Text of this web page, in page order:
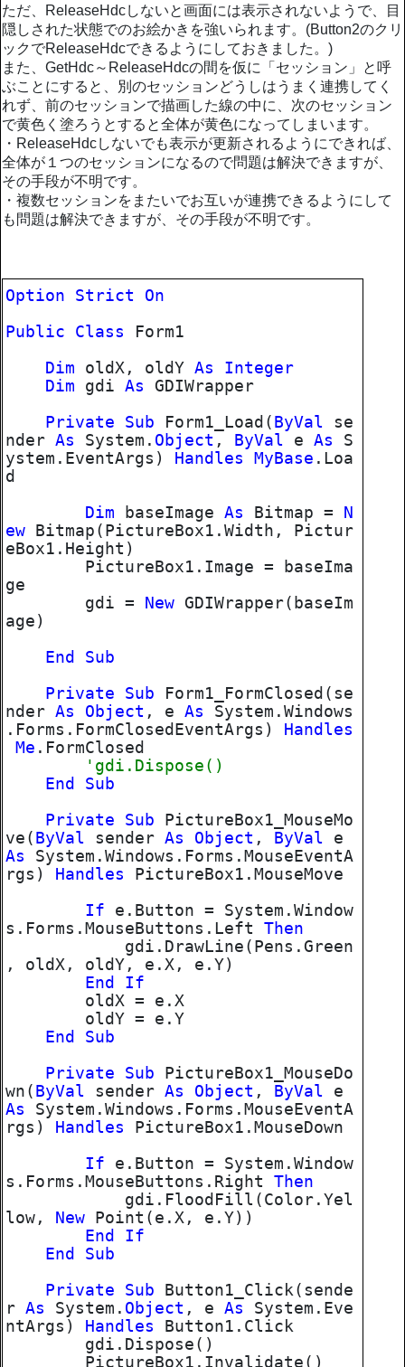
ただ、ReleaseHdcしないと画面には表示されないようで、目
隠しされた状態でのお絵かきを強いられます。(Button2のクリ
ックでReleaseHdcできるようにしておきました。)
また、GetHdc～ReleaseHdcの間を仮に「セッション」と呼
ぶことにすると、別のセッションどうしはうまく連携してく
れず、前のセッションで描画した線の中に、次のセッション
で黄色く塗ろうとすると全体が黄色になってしまいます。
・ReleaseHdcしないでも表示が更新されるようにできれば、
全体が１つのセッションになるので問題は解決できますが、
その手段が不明です。
・複数セッションをまたいでお互いが連携できるようにして
も問題は解決できますが、その手段が不明です。
Option Strict
On
Public
Class
Form1
Dim oldX, oldYAs
Integer
Dim gdiAs
GDIWrapper
Private
Sub Form1_Load( ByVal se
nderAs System. Object , ByVal eAs
S
ystem.EventArgs)
Handles MyBase .Loa
d
Dim baseImageAs Bitmap =
N
ew Bitmap(PictureBox1.Width, Pictur
eBox1.Height)
PictureBox1.Image = baseIma
ge
gdi =
New GDIWrapper(baseIm
age)
End
Sub
Private
Sub Form1_FormClosed(se
nderAs Object , eAs
System.Windows
.Forms.FormClosedEventArgs)
Handles
Me .FormClosed
'gdi.Dispose()
End
Sub
Private
Sub PictureBox1_MouseMo
ve( ByVal senderAs Object , ByVal e
As
System.Windows.Forms.MouseEventA
rgs)
Handles
PictureBox1.MouseMove
If e.Button = System.Window
s.Forms.MouseButtons.LeftThen
gdi.DrawLine(Pens.Green
, oldX, oldY, e.X, e.Y)
End
If
oldX = e.X
oldY = e.Y
End
Sub
Private
Sub PictureBox1_MouseDo
wn( ByVal senderAs Object , ByVal e
As
System.Windows.Forms.MouseEventA
rgs)
Handles
PictureBox1.MouseDown
If e.Button = System.Window
s.Forms.MouseButtons.RightThen
gdi.FloodFill(Color.Yel
low,
New Point(e.X, e.Y))
End
If
End
Sub
Private
Sub Button1_Click(sende
rAs System. Object , eAs
System.Eve
ntArgs)
Handles
Button1.Click
gdi.Dispose()
PictureBox1.Invalidate()